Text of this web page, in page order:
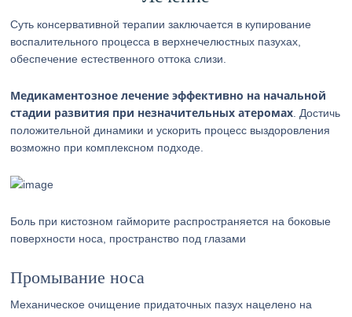
Суть консервативной терапии заключается в купирование
воспалительного процесса в верхнечелюстных пазухах,
обеспечение естественного оттока слизи.
Медикаментозное лечение эффективно на начальной
стадии развития при незначительных атеромах . Достичь
положительной динамики и ускорить процесс выздоровления
возможно при комплексном подходе.
Боль при кистозном гайморите распространяется на боковые
поверхности носа, пространство под глазами
Промывание носа
Механическое очищение придаточных пазух нацелено на